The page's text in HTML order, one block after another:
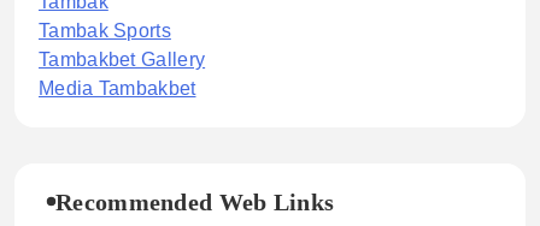
Tambak Sports
Tambakbet Gallery
Media Tambakbet
Recommended Web Links